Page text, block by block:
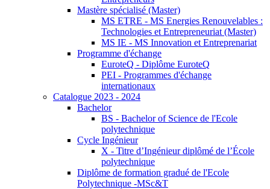
Mastère spécialisé (Master)
MS ETRE - MS Energies Renouvelables :
Technologies et Entrepreneuriat (Master)
MS IE - MS Innovation et Entreprenariat
Programme d'échange
EuroteQ - Diplôme EuroteQ
PEI - Programmes d'échange
internationaux
Catalogue 2023 - 2024
Bachelor
BS - Bachelor of Science de l'Ecole
polytechnique
Cycle Ingénieur
X - Titre d’Ingénieur diplômé de l’École
polytechnique
Diplôme de formation gradué de l'Ecole
Polytechnique -MSc&T